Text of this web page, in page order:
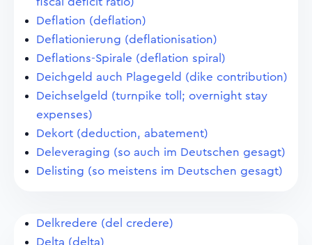
Deflation (deflation)
Deflationierung (deflationisation)
Deflations-Spirale (deflation spiral)
Deichgeld auch Plagegeld (dike contribution)
Deichselgeld (turnpike toll; overnight stay
expenses)
Dekort (deduction, abatement)
Deleveraging (so auch im Deutschen gesagt)
Delisting (so meistens im Deutschen gesagt)
Delkredere (del credere)
Delta (delta)